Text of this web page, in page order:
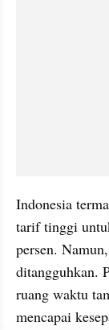
Indonesia
tarif tinggi
persen.
ditangguhkan.
ruang waktu
mencapai